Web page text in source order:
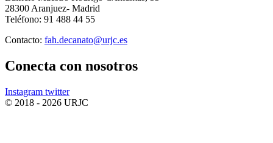
28300 Aranjuez- Madrid
Teléfono: 91 488 44 55
Contacto: fah.decanato@urjc.es
Conecta con nosotros
Instagram twitter
© 2018 - 2026 URJC